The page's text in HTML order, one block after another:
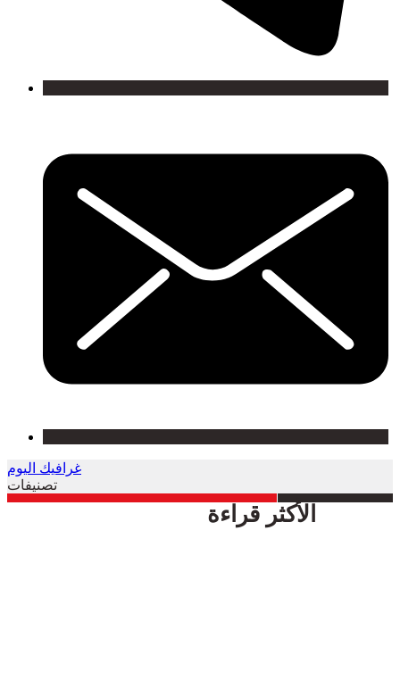
الأكثر قراءة
غرافيك اليوم
تصنيفات